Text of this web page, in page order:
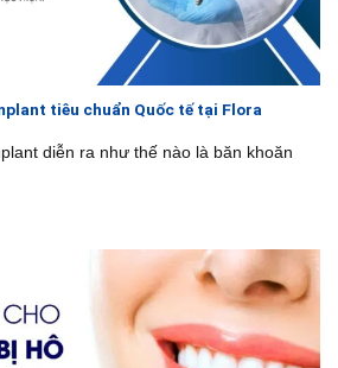
tiêu chuẩn Quốc tế tại Flora
diễn ra như thế nào là băn khoăn